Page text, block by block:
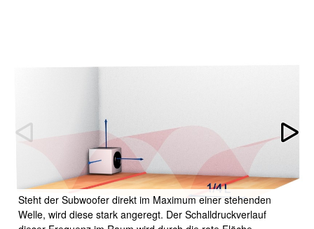
Steht der Subwoofer direkt im Maximum einer stehenden
Welle, wird diese stark angeregt. Der Schalldruckverlauf